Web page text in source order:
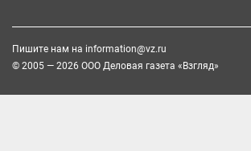
Пишите нам на information@vz.ru
© 2005 — 2026 ООО Деловая газета «Взгляд»